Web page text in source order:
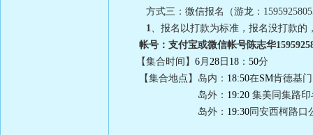
方式三：微信报名（游龙：
1、报名以打款为标准，报名没打款
帐号：支付宝或微信帐号陈志华
【集合时间】 6月 28 日 18 ： 50分
【集合地点】岛内： 18:50在SM肯德基
岛外： 19:20 集美同集路
岛外： 19:30 同安西柯路口